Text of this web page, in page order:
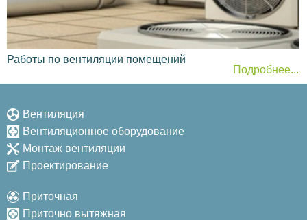
Работы по вентиляции помещений
Подробнее...
Вентиляция
Вентиляционное оборудование
Монтаж вентиляции
Проектирование
Приточная
Приточно вытяжная